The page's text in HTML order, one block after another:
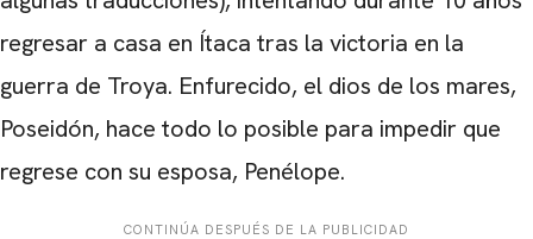
regresar a casa en Ítaca tras la victoria en la
guerra de Troya. Enfurecido, el dios de los mares,
Poseidón, hace todo lo posible para impedir que
regrese con su esposa, Penélope.
CONTINÚA DESPUÉS DE LA PUBLICIDAD